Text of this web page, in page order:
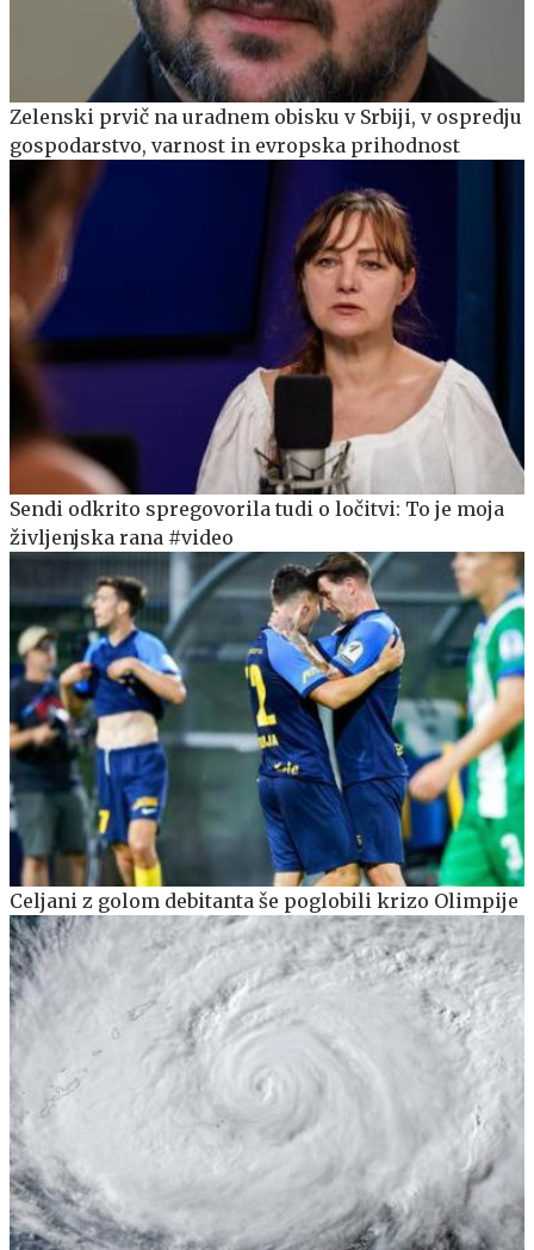
Zelenski prvič na uradnem obisku v Srbiji, v ospredju
gospodarstvo, varnost in evropska prihodnost
Sendi odkrito spregovorila tudi o ločitvi: To je moja
življenjska rana #video
Celjani z golom debitanta še poglobili krizo Olimpije